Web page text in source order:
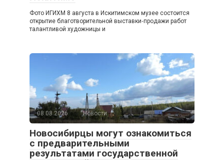
Фото ИГИХМ 8 августа в Искитимском музее состоится
открытие благотворительной выставки‑продажи работ
талантливой художницы и
08.08.2026 Новости
Новосибирцы могут ознакомиться
с предварительными
результатами государственной